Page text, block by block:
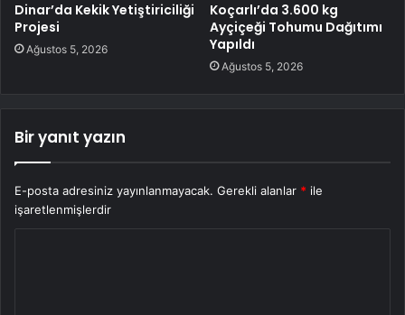
Dinar’da Kekik Yetiştiriciliği
Projesi
Ağustos 5, 2026
Koçarlı’da 3.600 kg
Ayçiçeği Tohumu Dağıtımı
Yapıldı
Ağustos 5, 2026
Bir yanıt yazın
E-posta adresiniz yayınlanmayacak. Gerekli alanlar * ile
işaretlenmişlerdir